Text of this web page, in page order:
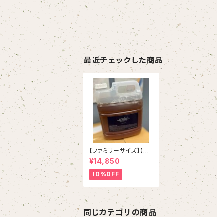
最近チェックした商品
【ファミリーサイズ】【超
お得】スマイルプライム
シャンプー４L
¥14,850
10%OFF
同じカテゴリの商品